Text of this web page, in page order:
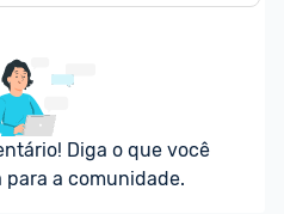
Diga o que você
a comunidade.